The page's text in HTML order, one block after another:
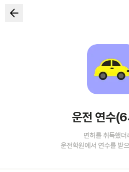
운전 연수
면허를 취득했더
운전학원에서 연수를 받